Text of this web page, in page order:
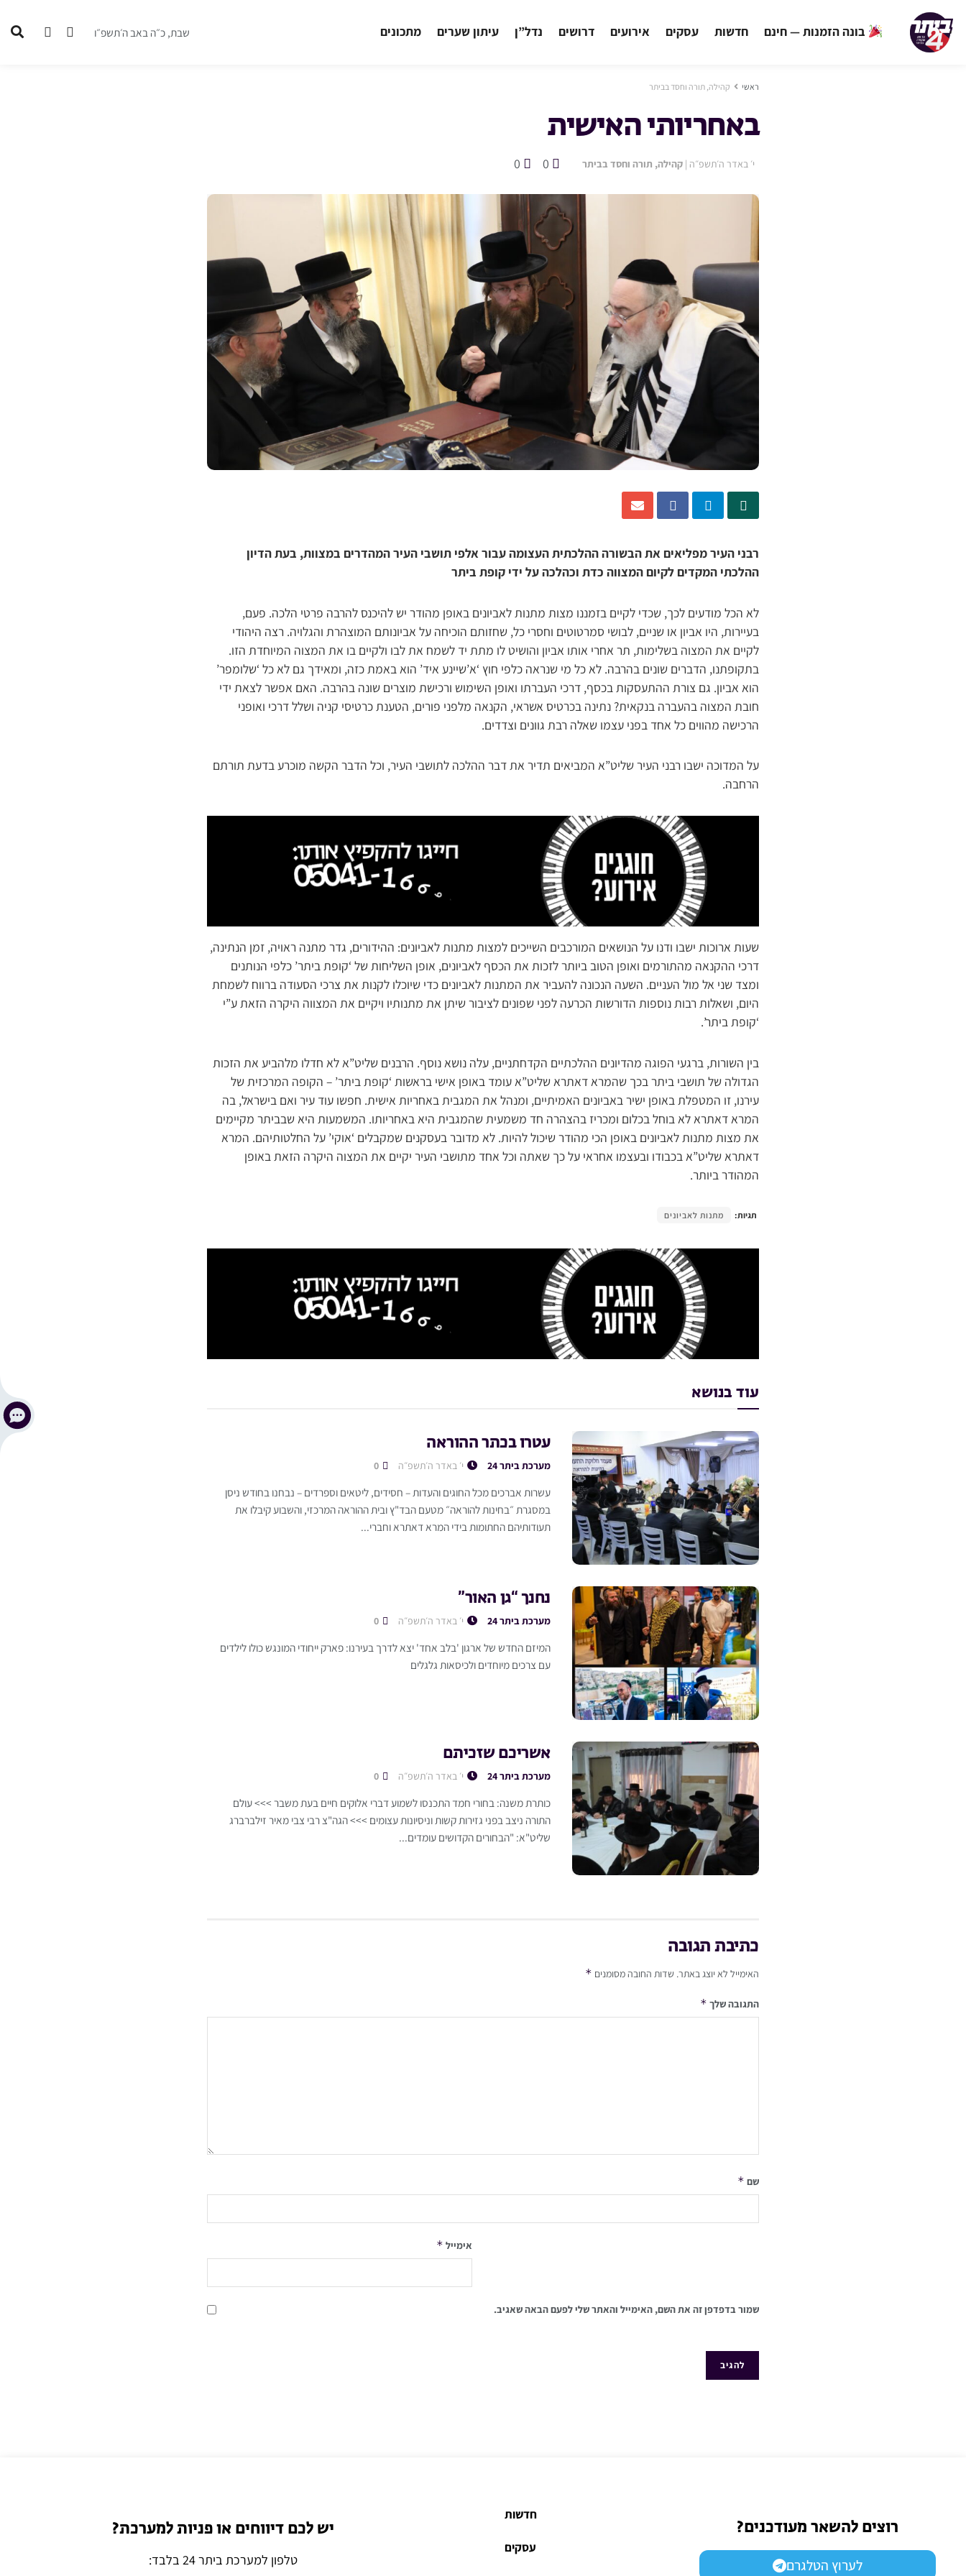
בונה הזמנות — חינם חדשות עסקים אירועים דרושים נדל”ן עיתון שערים מתכונים שבת, כ״ה באב ה׳תשפ״ו
ראשי קהילה, תורה וחסד בביתר
באחריותי האישית
י׳ באדר ה׳תשפ״ה | קהילה, תורה וחסד בביתר 0
0
רבני העיר מפליאים את הבשורה ההלכתית העצומה עבור אלפי תושבי העיר המהדרים במצוות, בעת הדיון
ההלכתי המקדים לקיום המצווה כדת וכהלכה על ידי קופת ביתר
לא הכל מודעים לכך, שכדי לקיים בזמננו מצות מתנות לאביונים באופן מהודר יש להיכנס להרבה פרטי הלכה. פעם,
בעיירות, היו אביון או שניים, לבושי סמרטוטים וחסרי כל, שחזותם הוכיחה על אביונותם המוצהרת והגלויה. רצה היהודי
לקיים את המצוה בשלימות, תר אחרי אותו אביון והושיט לו מתת יד לשמח את לבו ולקיים בו את המצוה המיוחדת הזו.
בתקופתנו, הדברים שונים בהרבה. לא כל מי שנראה כלפי חוץ ‘א’שיינע איד’ הוא באמת כזה, ומאידך גם לא כל ‘שלומפר’
הוא אביון. גם צורת ההתעסקות בכסף, דרכי העברתו ואופן השימוש ורכישת מוצרים שונה בהרבה. האם אפשר לצאת ידי
חובת המצוה בהעברה בנקאית? נתינה בכרטיס אשראי, הקנאה מלפני פורים, הטענת כרטיסי קניה ושלל דרכי ואופני
הרכישה מהווים כל אחד בפני עצמו שאלה רבת גוונים וצדדים.
על המדוכה ישבו רבני העיר שליט”א המביאים תדיר את דבר ההלכה לתושבי העיר, וכל הדבר הקשה מוכרע בדעת תורתם
הרחבה.
שעות ארוכות ישבו ודנו על הנושאים המורכבים השייכים למצות מתנות לאביונים: ההידורים, גדר מתנה ראויה, זמן הנתינה,
דרכי ההקנאה מהתורמים ואופן הטוב ביותר לזכות את הכסף לאביונים, אופן השליחות של ‘קופת ביתר’ כלפי הנותנים
ומצד שני אל מול העניים. השעה הנכונה להעביר את המתנות לאביונים כדי שיוכלו לקנות את צרכי הסעודה ברווח לשמחת
היום, ושאלות רבות נוספות הדורשות הכרעה לפני שפונים לציבור שיתן את מתנותיו ויקיים את המצווה היקרה הזאת ע”י
‘קופת ביתר’.
בין השורות, ברגעי הפוגה מהדיונים ההלכתיים הקדחתניים, עלה נושא נוסף. הרבנים שליט”א לא חדלו מלהביע את הזכות
הגדולה של תושבי ביתר בכך שהמרא דאתרא שליט”א עומד באופן אישי בראשות ‘קופת ביתר’ – הקופה המרכזית של
עירנו, זו המטפלת באופן ישיר באביונים האמיתיים, ומנהל את המגבית באחריות אישית. חפשו עוד עיר ואם בישראל, בה
המרא דאתרא לא בוחל בכלום ומכריז בהצהרה חד משמעית שהמגבית היא באחריותו. המשמעות היא שבביתר מקיימים
את מצות מתנות לאביונים באופן הכי מהודר שיכול להיות. לא מדובר בעסקנים שמקבלים ‘אוקי’ על החלטותיהם. המרא
דאתרא שליט”א בכבודו ובעצמו אחראי על כך שאתה וכל אחד מתושבי העיר יקיים את המצוה היקרה הזאת באופן
המהודר ביותר.
תגיות: מתנות לאביונים
עוד בנושא
עטרו בכתר ההוראה
מערכת ביתר 24 י׳ באדר ה׳תשפ״ה
עשרות אברכים מכל החוגים והעדות – חסידים, ליטאים וספרדים – נבחנו בחודש ניסן
במסגרת ״בחינות להוראה״ מטעם הבד"ץ ובית ההוראה המרכזי, והשבוע קיבלו את
תעודותיהם החתומות בידי המרא דאתרא וחברי...
נחנך “גן האור”
מערכת ביתר 24 י׳ באדר ה׳תשפ״ה
המיזם החדש של ארגון 'בלב אחד' יצא לדרך בעירנו: פארק ייחודי המונגש כולו לילדים
עם צרכים מיוחדים ולכיסאות גלגלים
אשריכם שזכיתם
מערכת ביתר 24 י׳ באדר ה׳תשפ״ה
כותרת משנה: בחורי חמד התכנסו לשמוע דברי אלוקים חיים בעת משבר >>> עולם
התורה ניצב בפני גזירות קשות וניסיונות עצומים >>> הגה"צ רבי צבי מאיר זילברברג
שליט"א: "הבחורים הקדושים עומדים...
כתיבת תגובה
האימייל לא יוצג באתר. שדות החובה מסומנים *
התגובה שלך *
שם *
אימייל *
שמור בדפדפן זה את השם, האימייל והאתר שלי לפעם הבאה שאגיב.
רוצים להשאר מעודכנים?
לערוץ הטלגרם
חדשות
עסקים
יש לכם דיווחים או פניות למערכת?
טלפון למערכת ביתר 24 בלבד: